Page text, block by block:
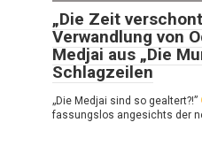
„Die Zeit
Verwandlung von
Medjai aus „Die
Schlagzeilen
„Die Medjai sind so gealtert?!”
fassungslos angesichts der